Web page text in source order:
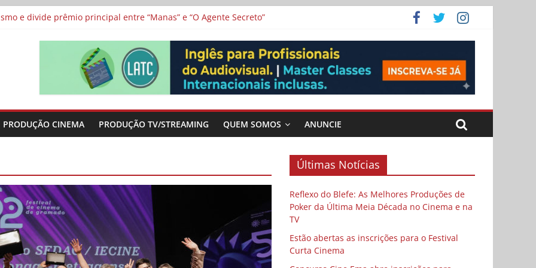
adaptação brasileira de série argentina para o cinema
e divide prêmio principal entre “Manas” e “O Agente Secreto”
Curta Cinema
de escolas públicas
PRODUÇÃO CINEMA PRODUÇÃO TV/STREAMING QUEM SOMOS ANUNCIE
Últimas Notícias
Reflexo do Blefe: As Melhores Produções de
Poker da Última Meia Década no Cinema e na
TV
Estão abertas as inscrições para o Festival
Curta Cinema